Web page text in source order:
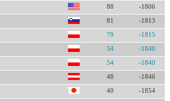
88 -1806
81 -1813
79 -1815
54 -1840
54 -1840
48 -1846
40 -1854